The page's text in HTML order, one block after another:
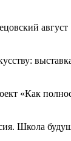
август
«Как
Школа